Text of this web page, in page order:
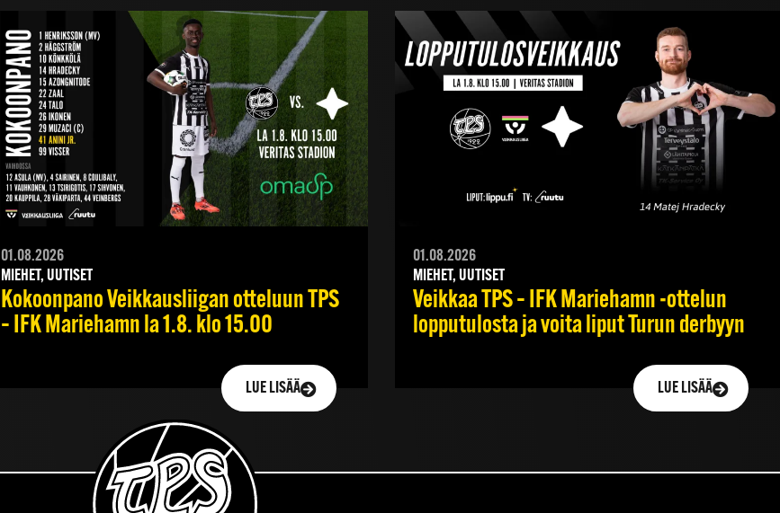
01.08.2026
MIEHET, UUTISET
Kokoonpano Veikkausliigan otteluun TPS
– IFK Mariehamn la 1.8. klo 15.00
LUE LISÄÄ
01.08.2026
MIEHET, UUTISET
Veikkaa TPS – IFK Mariehamn -ottelun
lopputulosta ja voita liput Turun derbyyn
LUE LISÄÄ